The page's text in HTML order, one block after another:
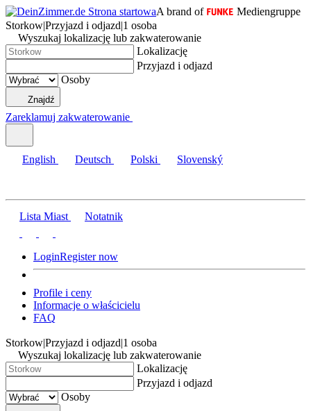
A brand of
Mediengruppe
Storkow|Przyjazd i odjazd|1 osoba
Wyszukaj lokalizację lub zakwaterowanie
Lokalizację
Przyjazd i odjazd
Osoby
Znajdź
Zareklamuj zakwaterowanie
English Deutsch Polski Slovenský
Lista Miast Notatnik
LoginRegister now
Profile i ceny
Informacje o właścicielu
FAQ
Storkow|Przyjazd i odjazd|1 osoba
Wyszukaj lokalizację lub zakwaterowanie
Lokalizację
Przyjazd i odjazd
Osoby